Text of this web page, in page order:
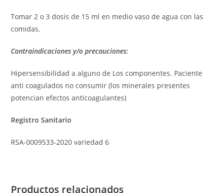
Tomar 2 o 3 dosis de 15 ml en medio vaso de agua con las
comidas.
Contraindicaciones y/o precauciones:
Hipersensibilidad a alguno de Los componentes. Paciente
anti coagulados no consumir (los minerales presentes
potencian efectos anticoagulantes)
Registro Sanitario
RSA-0009533-2020 variedad 6
Productos relacionados